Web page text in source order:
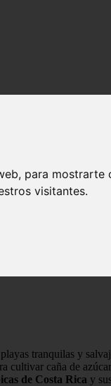
para
visitantes.
tranquilas y
cultivar caña de
de Costa Rica y